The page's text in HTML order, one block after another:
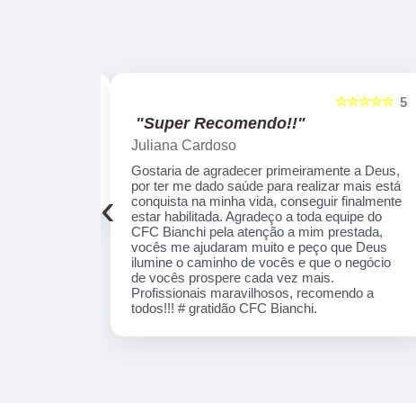
5
☆☆☆☆☆
"Recomendo!!"
Alexsandro Sr
Um lugar muito bom, exelente atendimento ao
público em geral. Adorei, pessoal muito
profissional em tudo, excelentes instrutores,
nota 1000!!
‹